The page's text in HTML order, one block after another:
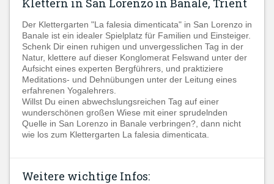
Klettern in San Lorenzo in Banale, Trient
Der Klettergarten "La falesia dimenticata" in San Lorenzo in
Banale ist ein idealer Spielplatz für Familien und Einsteiger.
Schenk Dir einen ruhigen und unvergesslichen Tag in der
Natur, klettere auf dieser Konglomerat Felswand unter der
Aufsicht eines experten Bergführers, und praktiziere
Meditations- und Dehnübungen unter der Leitung eines
erfahrenen Yogalehrers.
Willst Du einen abwechslungsreichen Tag auf einer
wunderschönen großen Wiese mit einer sprudelnden
Quelle in San Lorenzo in Banale verbringen?, dann nicht
wie los zum Klettergarten La falesia dimenticata.
Weitere wichtige Infos: